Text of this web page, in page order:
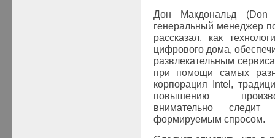
Дон Макдональд (Don
генеральный менеджер
рассказал, как
цифрового дома,
развлекательным
при помощи самых
корпорация
Intel ,
повышению
внимательно
формируемым спросом.